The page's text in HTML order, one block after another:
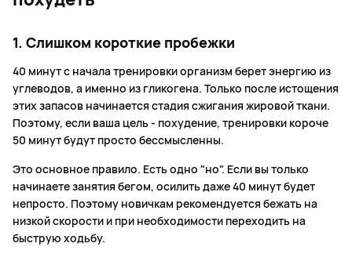
1. Слишком короткие пробежки
40 минут с начала тренировки организм берет энергию из
углеводов, а именно из гликогена. Только после истощения
этих запасов начинается стадия сжигания жировой ткани.
Поэтому, если ваша цель - похудение, тренировки короче
50 минут будут просто бессмысленны.
Это основное правило. Есть одно "но". Если вы только
начинаете занятия бегом, осилить даже 40 минут будет
непросто. Поэтому новичкам рекомендуется бежать на
низкой скорости и при необходимости переходить на
быструю ходьбу.